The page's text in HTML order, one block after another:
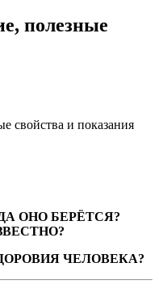
полезные
свойства и показания
ОНО БЕРЁТСЯ?
ЧЕЛОВЕКА?